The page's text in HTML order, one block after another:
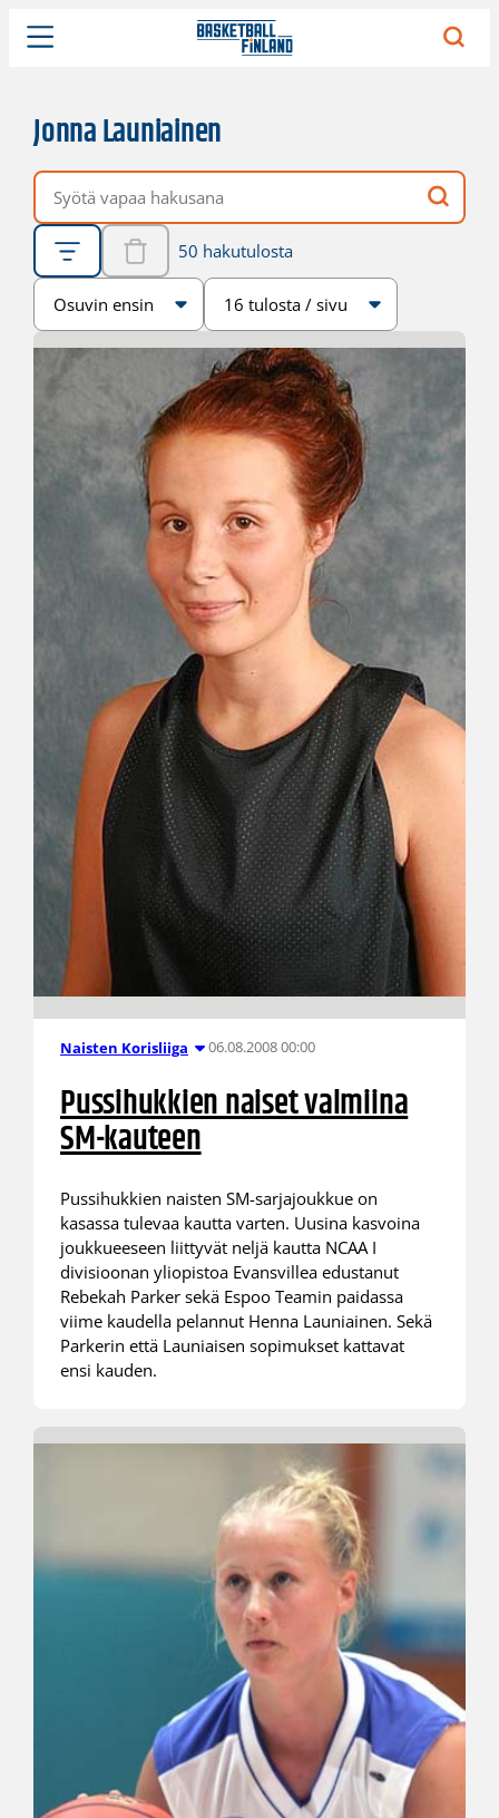
Jonna Launiainen
Vapaa hakusana
50 hakutulosta
Järjestys
Sivukoko
Naisten Korisliiga 06.08.2008 00:00
Pussihukkien naiset valmiina
SM-kauteen
Pussihukkien naisten SM-sarjajoukkue on
kasassa tulevaa kautta varten. Uusina kasvoina
joukkueeseen liittyvät neljä kautta NCAA I
divisioonan yliopistoa Evansvillea edustanut
Rebekah Parker sekä Espoo Teamin paidassa
viime kaudella pelannut Henna Launiainen. Sekä
Parkerin että Launiaisen sopimukset kattavat
ensi kauden.